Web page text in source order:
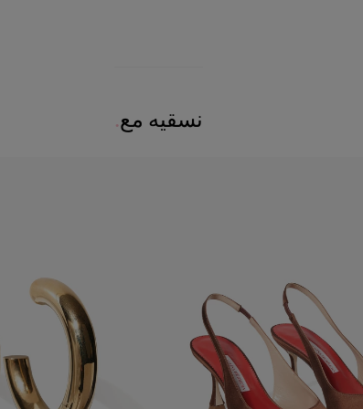
نسقيه مع